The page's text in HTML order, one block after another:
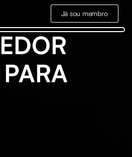
Já sou membro